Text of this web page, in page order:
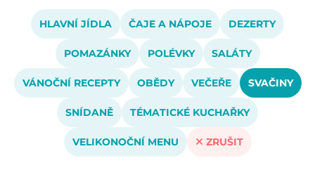
HLAVNÍ JÍDLA ČAJE A NÁPOJE DEZERTY
POMAZÁNKY POLÉVKY SALÁTY
VÁNOČNÍ RECEPTY OBĚDY VEČEŘE SVAČINY
SNÍDANĚ TÉMATICKÉ KUCHAŘKY
VELIKONOČNÍ MENU ZRUŠIT